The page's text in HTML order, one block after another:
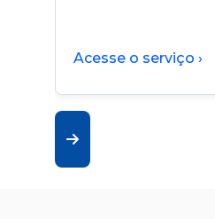
Acesse o serviço ›